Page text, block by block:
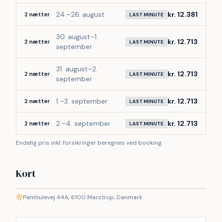
med fritgående dådyr samt de naturskønne omgivelser
ved Hindemade. Her kan I opleve skov, søer, dyreliv og
fredfyldte landskaber året rundt.
OPLEVELSER INDEN FOR EN TIMES KØRSEL
Pamhulegaard er samtidig et ideelt udgangspunkt for
2 nætter 24.–26. august LAST MINUTE kr. 12.381
2 nætter
30. august–1.
september
LAST MINUTE kr. 12.713
2 nætter
31. august–2.
september
LAST MINUTE kr. 12.713
2 nætter 1.–3. september LAST MINUTE kr. 12.713
2 nætter 2.–4. september LAST MINUTE kr. 12.713
Endelig pris inkl. forsikringer beregnes ved booking.
Kort
+
−
Pamhulevej 44A, 6100 Marstrup, Danmark